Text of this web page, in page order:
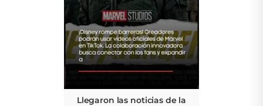
Llegaron las noticias de la